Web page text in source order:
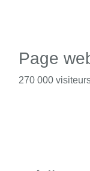
Page
270 000